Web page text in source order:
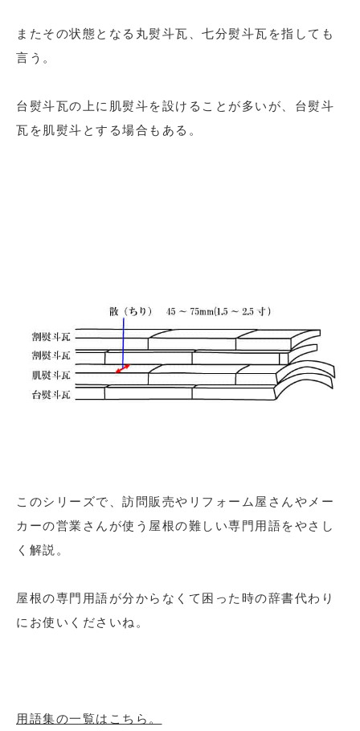
またその状態となる丸熨斗瓦、七分熨斗瓦を指しても
言う。
台熨斗瓦の上に肌熨斗を設けることが多いが、台熨斗
瓦を肌熨斗とする場合もある。
このシリーズで、訪問販売やリフォーム屋さんやメー
カーの営業さんが使う屋根の難しい専門用語をやさし
く解説。
屋根の専門用語が分からなくて困った時の辞書代わり
にお使いくださいね。
用語集の一覧はこちら。